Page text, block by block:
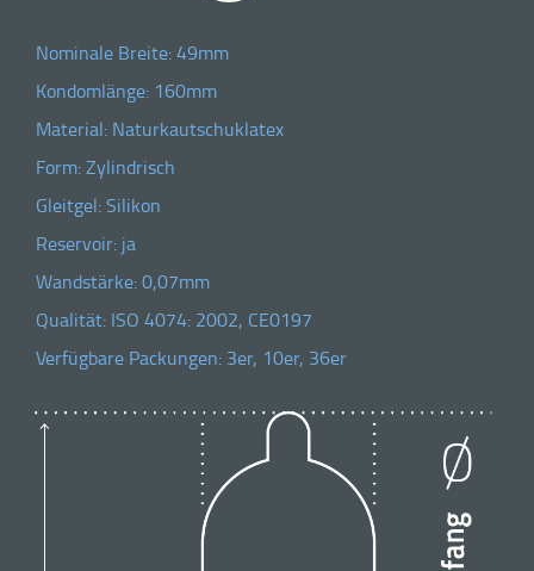
Nominale Breite: 49mm
Kondomlänge: 160mm
Material: Naturkautschuklatex
Form: Zylindrisch
Gleitgel: Silikon
Reservoir: ja
Wandstärke: 0,07mm
Qualität: ISO 4074: 2002, CE0197
Verfügbare Packungen: 3er, 10er, 36er